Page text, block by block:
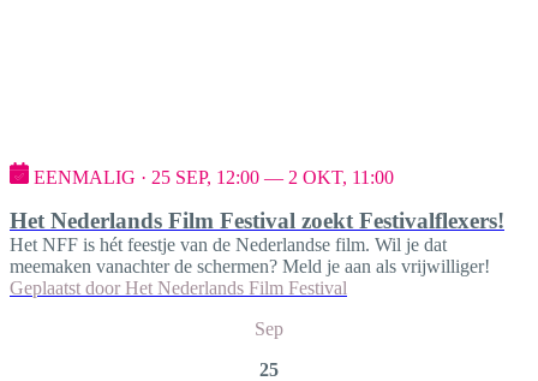
EENMALIG · 25 SEP, 12:00 — 2 OKT, 11:00
Het Nederlands Film Festival zoekt Festivalflexers!
Het NFF is hét feestje van de Nederlandse film. Wil je dat
meemaken vanachter de schermen? Meld je aan als vrijwilliger!
Geplaatst door Het Nederlands Film Festival
Sep
25